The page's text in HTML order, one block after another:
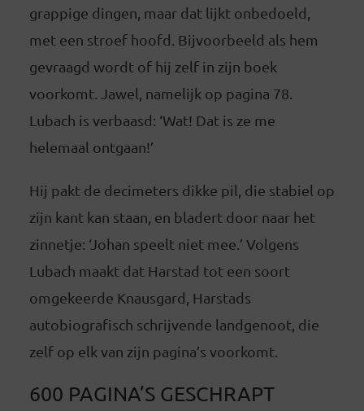
grappige dingen, maar dat lijkt onbedoeld,
met een stroef hoofd. Bijvoorbeeld als hem
gevraagd wordt of hij zelf in zijn boek
voorkomt. Jawel, namelijk op pagina 78.
Lubach is verbaasd: ‘Wat! Dat is ze me
helemaal ontgaan!’
Hij pakt de decimeters dikke pil, die stabiel op
zijn kant kan staan, en bladert door naar het
zinnetje: ‘Johan speelt niet mee.’ Volgens
Lubach maakt dat Harstad tot een soort
omgekeerde Knausgard, Harstads
autobiografisch schrijvende landgenoot, die
zelf op elk van zijn pagina’s voorkomt.
600 PAGINA’S GESCHRAPT